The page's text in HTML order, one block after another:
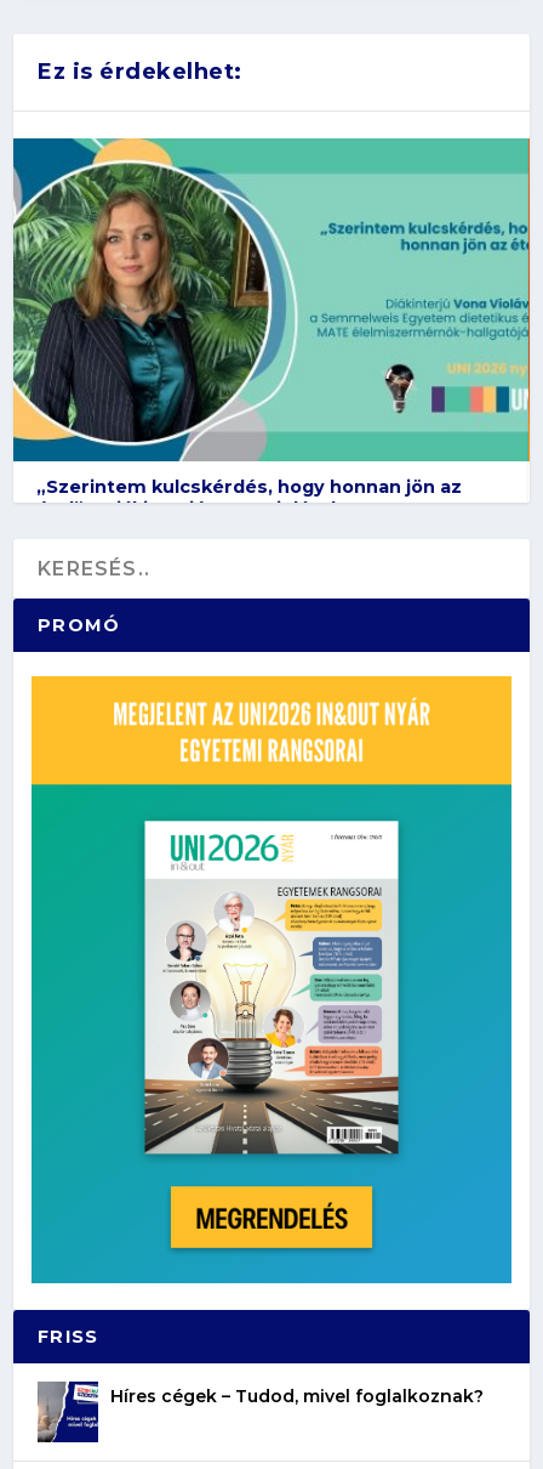
Ez is érdekelhet:
„Szerintem kulcskérdés, hogy honnan jön az
étel” – Diákinterjú Vona Violával
PROMÓ
FRISS
Híres cégek – Tudod, mivel foglalkoznak?